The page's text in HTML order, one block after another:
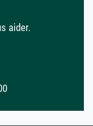
aider.